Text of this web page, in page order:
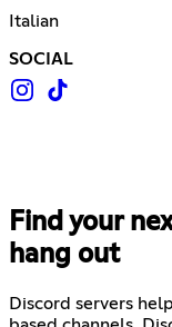
Italian
SOCIAL
Find your
hang out
Discord servers